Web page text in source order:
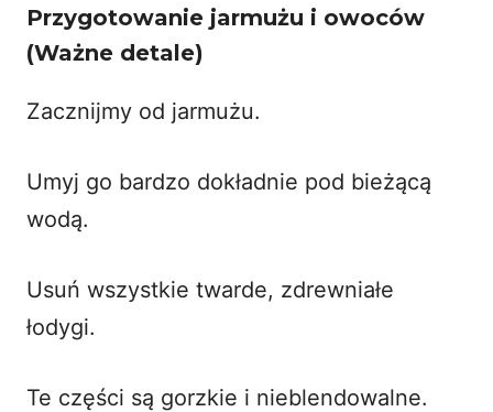
Przygotowanie jarmużu i owoców
(Ważne detale)
Zacznijmy od jarmużu.
Umyj go bardzo dokładnie pod bieżącą
wodą.
Usuń wszystkie twarde, zdrewniałe
łodygi.
Te części są gorzkie i nieblendowalne.